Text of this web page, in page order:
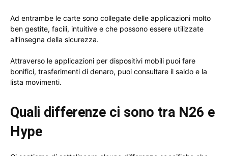
Ad entrambe le carte sono collegate delle applicazioni molto
ben gestite, facili, intuitive e che possono essere utilizzate
all’insegna della sicurezza.
Attraverso le applicazioni per dispositivi mobili puoi fare
bonifici, trasferimenti di denaro, puoi consultare il saldo e la
lista movimenti.
Quali differenze ci sono tra N26 e
Hype